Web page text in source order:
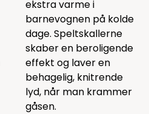
ekstra varme i
barnevognen på kolde
dage. Speltskallerne
skaber en beroligende
effekt og laver en
behagelig, knitrende
lyd, når man krammer
gåsen.